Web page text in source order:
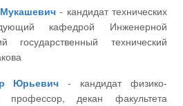
кафедрой Инженерной
государственный технический
Юрьевич
профессор, декан факультета